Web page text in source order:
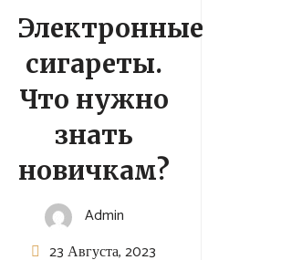
Электронные
сигареты.
Что нужно
знать
новичкам?
Admin
23 Августа, 2023